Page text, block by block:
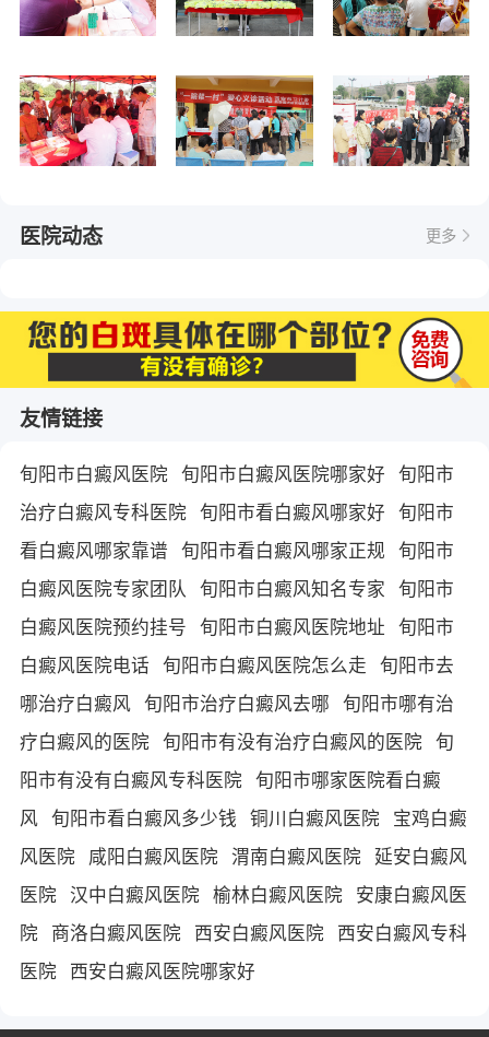
医院动态 更多
友情链接
旬阳市白癜风医院 旬阳市白癜风医院哪家好 旬阳市
治疗白癜风专科医院 旬阳市看白癜风哪家好 旬阳市
看白癜风哪家靠谱 旬阳市看白癜风哪家正规 旬阳市
白癜风医院专家团队 旬阳市白癜风知名专家 旬阳市
白癜风医院预约挂号 旬阳市白癜风医院地址 旬阳市
白癜风医院电话 旬阳市白癜风医院怎么走 旬阳市去
哪治疗白癜风 旬阳市治疗白癜风去哪 旬阳市哪有治
疗白癜风的医院 旬阳市有没有治疗白癜风的医院 旬
阳市有没有白癜风专科医院 旬阳市哪家医院看白癜
风 旬阳市看白癜风多少钱 铜川白癜风医院 宝鸡白癜
风医院 咸阳白癜风医院 渭南白癜风医院 延安白癜风
医院 汉中白癜风医院 榆林白癜风医院 安康白癜风医
院 商洛白癜风医院 西安白癜风医院 西安白癜风专科
医院 西安白癜风医院哪家好